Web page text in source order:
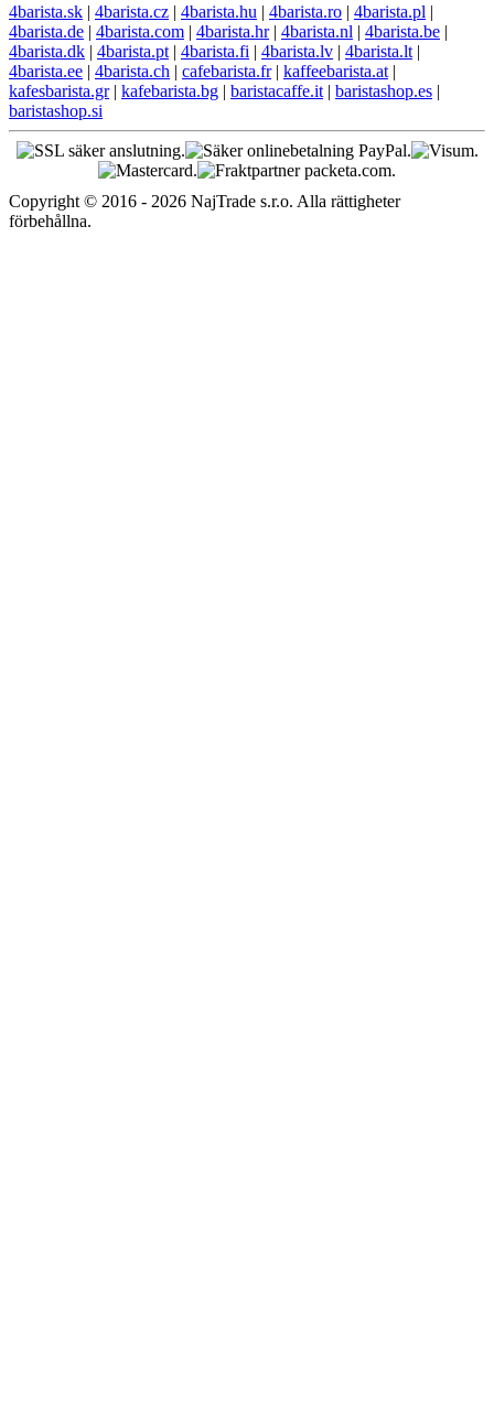
4barista.sk | 4barista.cz | 4barista.hu | 4barista.ro | 4barista.pl |
4barista.de | 4barista.com | 4barista.hr| 4barista.nl | 4barista.be |
4barista.dk | 4barista.pt | 4barista.fi | 4barista.lv | 4barista.lt |
4barista.ee | 4barista.ch | cafebarista.fr| kaffeebarista.at |
kafesbarista.gr| kafebarista.bg | baristacaffe.it | baristashop.es |
baristashop.si
Copyright © 2016 - 2026 NajTrade s.r.o. Alla rättigheter
förbehållna.